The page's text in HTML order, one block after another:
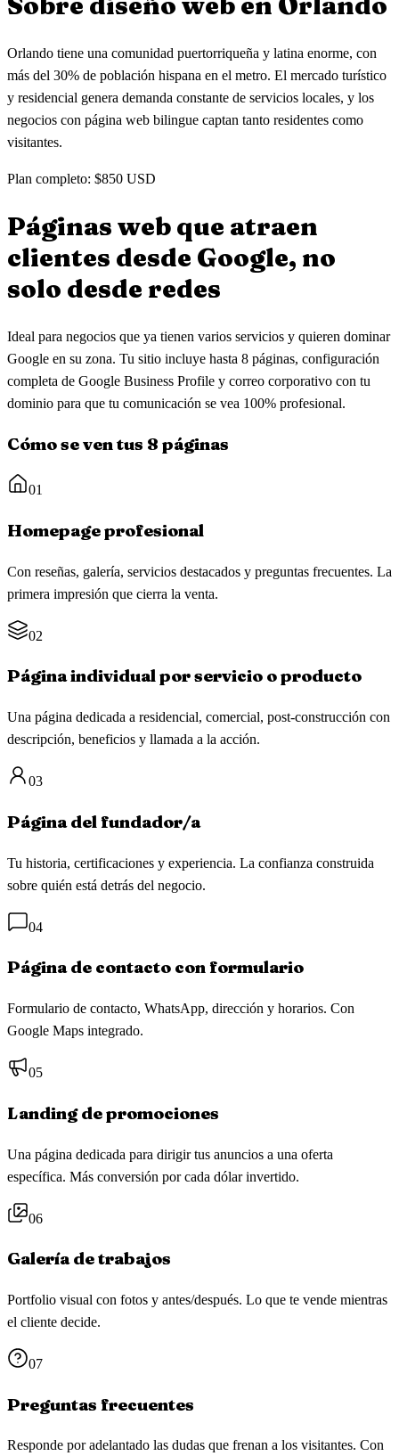
Orlando tiene una comunidad puertorriqueña y latina enorme, con
más del 30% de población hispana en el metro. El mercado turístico
y residencial genera demanda constante de servicios locales, y los
negocios con página web bilingue captan tanto residentes como
visitantes.
Plan completo: $850 USD
Páginas web que atraen
clientes desde Google, no
solo desde redes
Ideal para negocios que ya tienen varios servicios y quieren dominar
Google en su zona. Tu sitio incluye hasta 8 páginas, configuración
completa de Google Business Profile y correo corporativo con tu
dominio para que tu comunicación se vea 100% profesional.
Cómo se ven tus 8 páginas
01
Homepage profesional
Con reseñas, galería, servicios destacados y preguntas frecuentes. La
primera impresión que cierra la venta.
02
Página individual por servicio o producto
Una página dedicada a residencial, comercial, post-construcción con
descripción, beneficios y llamada a la acción.
03
Página del fundador/a
Tu historia, certificaciones y experiencia. La confianza construida
sobre quién está detrás del negocio.
04
Página de contacto con formulario
Formulario de contacto, WhatsApp, dirección y horarios. Con
Google Maps integrado.
05
Landing de promociones
Una página dedicada para dirigir tus anuncios a una oferta
específica. Más conversión por cada dólar invertido.
06
Galería de trabajos
Portfolio visual con fotos y antes/después. Lo que te vende mientras
el cliente decide.
07
Preguntas frecuentes
Responde por adelantado las dudas que frenan a los visitantes. Con